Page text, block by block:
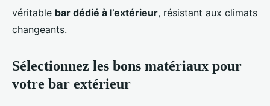
Lisa•7 octobre 2024• 6 min de lecture
véritable bar dédié à l’extérieur, résistant aux climats
changeants.
Sélectionnez les bons matériaux pour
votre bar extérieur